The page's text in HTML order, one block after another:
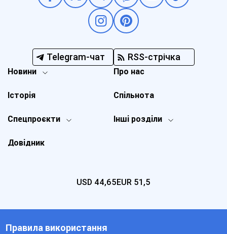
Telegram-чат RSS-стрічка
Новини
Спецпроєкти Інші розділи
Історія
Про нас
Довідник
Спільнота
USD 44,65EUR 51,5
Правила використання